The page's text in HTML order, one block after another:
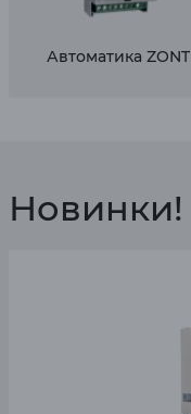
Автоматика ZONT
Новинки!